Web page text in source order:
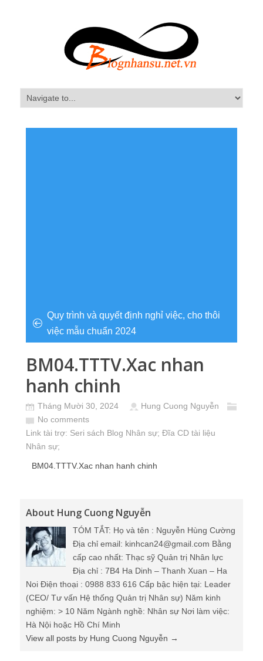
Quy trình và quyết định nghỉ việc, cho thôi
việc mẫu chuẩn 2024
BM04.TTTV.Xac nhan
hanh chinh
Tháng Mười 30, 2024
Hung Cuong Nguyễn
No comments
Link tài trợ: Seri sách Blog Nhân sự; Đĩa CD tài liệu
Nhân sự;
BM04.TTTV.Xac nhan hanh chinh
About Hung Cuong Nguyễn
TÓM TẮT: Họ và tên : Nguyễn Hùng Cường
Địa chỉ email: kinhcan24@gmail.com Bằng
cấp cao nhất: Thạc sỹ Quản trị Nhân lực
Địa chỉ : 7B4 Ha Dinh – Thanh Xuan – Ha
Noi Điện thoại : 0988 833 616 Cấp bậc hiện tại: Leader
(CEO/ Tư vấn Hệ thống Quản trị Nhân sự) Năm kinh
nghiệm: > 10 Năm Ngành nghề: Nhân sự Nơi làm việc:
Hà Nội hoặc Hồ Chí Minh
View all posts by Hung Cuong Nguyễn →